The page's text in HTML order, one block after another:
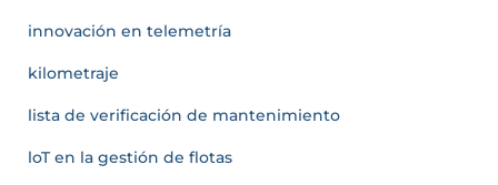
innovación en telemetría
kilometraje
lista de verificación de mantenimiento
loT en la gestión de flotas